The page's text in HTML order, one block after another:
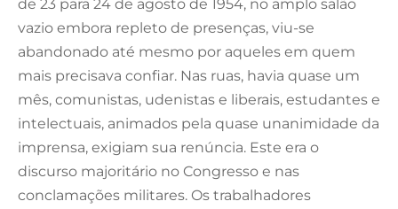
de 23 para 24 de agosto de 1954, no amplo salão
vazio embora repleto de presenças, viu-se
abandonado até mesmo por aqueles em quem
mais precisava confiar. Nas ruas, havia quase um
mês, comunistas, udenistas e liberais, estudantes e
intelectuais, animados pela quase unanimidade da
imprensa, exigiam sua renúncia. Este era o
discurso majoritário no Congresso e nas
conclamações militares. Os trabalhadores